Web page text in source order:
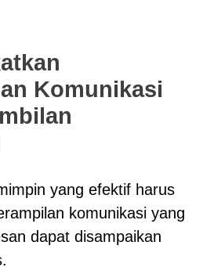
Komunikasi
yang efektif harus
komunikasi yang
dapat disampaikan